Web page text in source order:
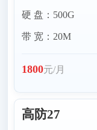
硬 盘：500G
带 宽：20M
1800元/月
高防27